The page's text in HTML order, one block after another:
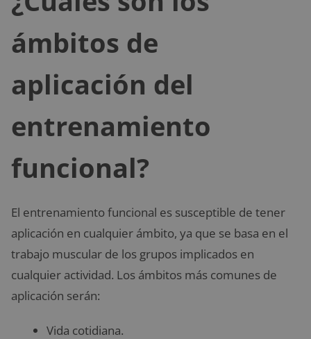
ámbitos de
aplicación del
entrenamiento
funcional?
El entrenamiento funcional es susceptible de tener
aplicación en cualquier ámbito, ya que se basa en el
trabajo muscular de los grupos implicados en
cualquier actividad. Los ámbitos más comunes de
aplicación serán:
Vida cotidiana.